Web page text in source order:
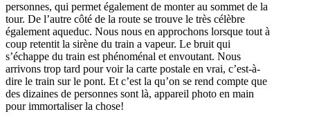
personnes, qui permet également de monter au sommet de la
tour. De l’autre côté de la route se trouve le très célèbre
également aqueduc. Nous nous en approchons lorsque tout à
coup retentit la sirène du train a vapeur. Le bruit qui
s’échappe du train est phénoménal et envoutant. Nous
arrivons trop tard pour voir la carte postale en vrai, c’est-à-
dire le train sur le pont. Et c’est la qu’on se rend compte que
des dizaines de personnes sont là, appareil photo en main
pour immortaliser la chose!